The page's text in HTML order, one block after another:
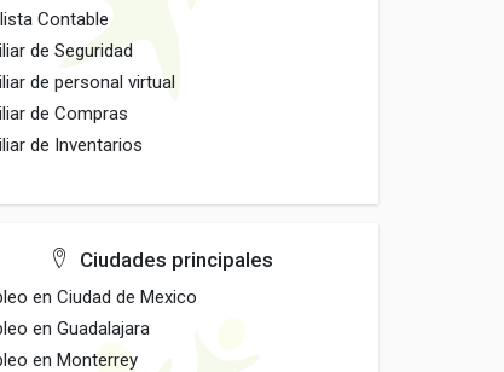
Contable
de Seguridad
de personal virtual
de Compras
de Inventarios
Ciudades principales
en Ciudad de Mexico
en Guadalajara
en Monterrey